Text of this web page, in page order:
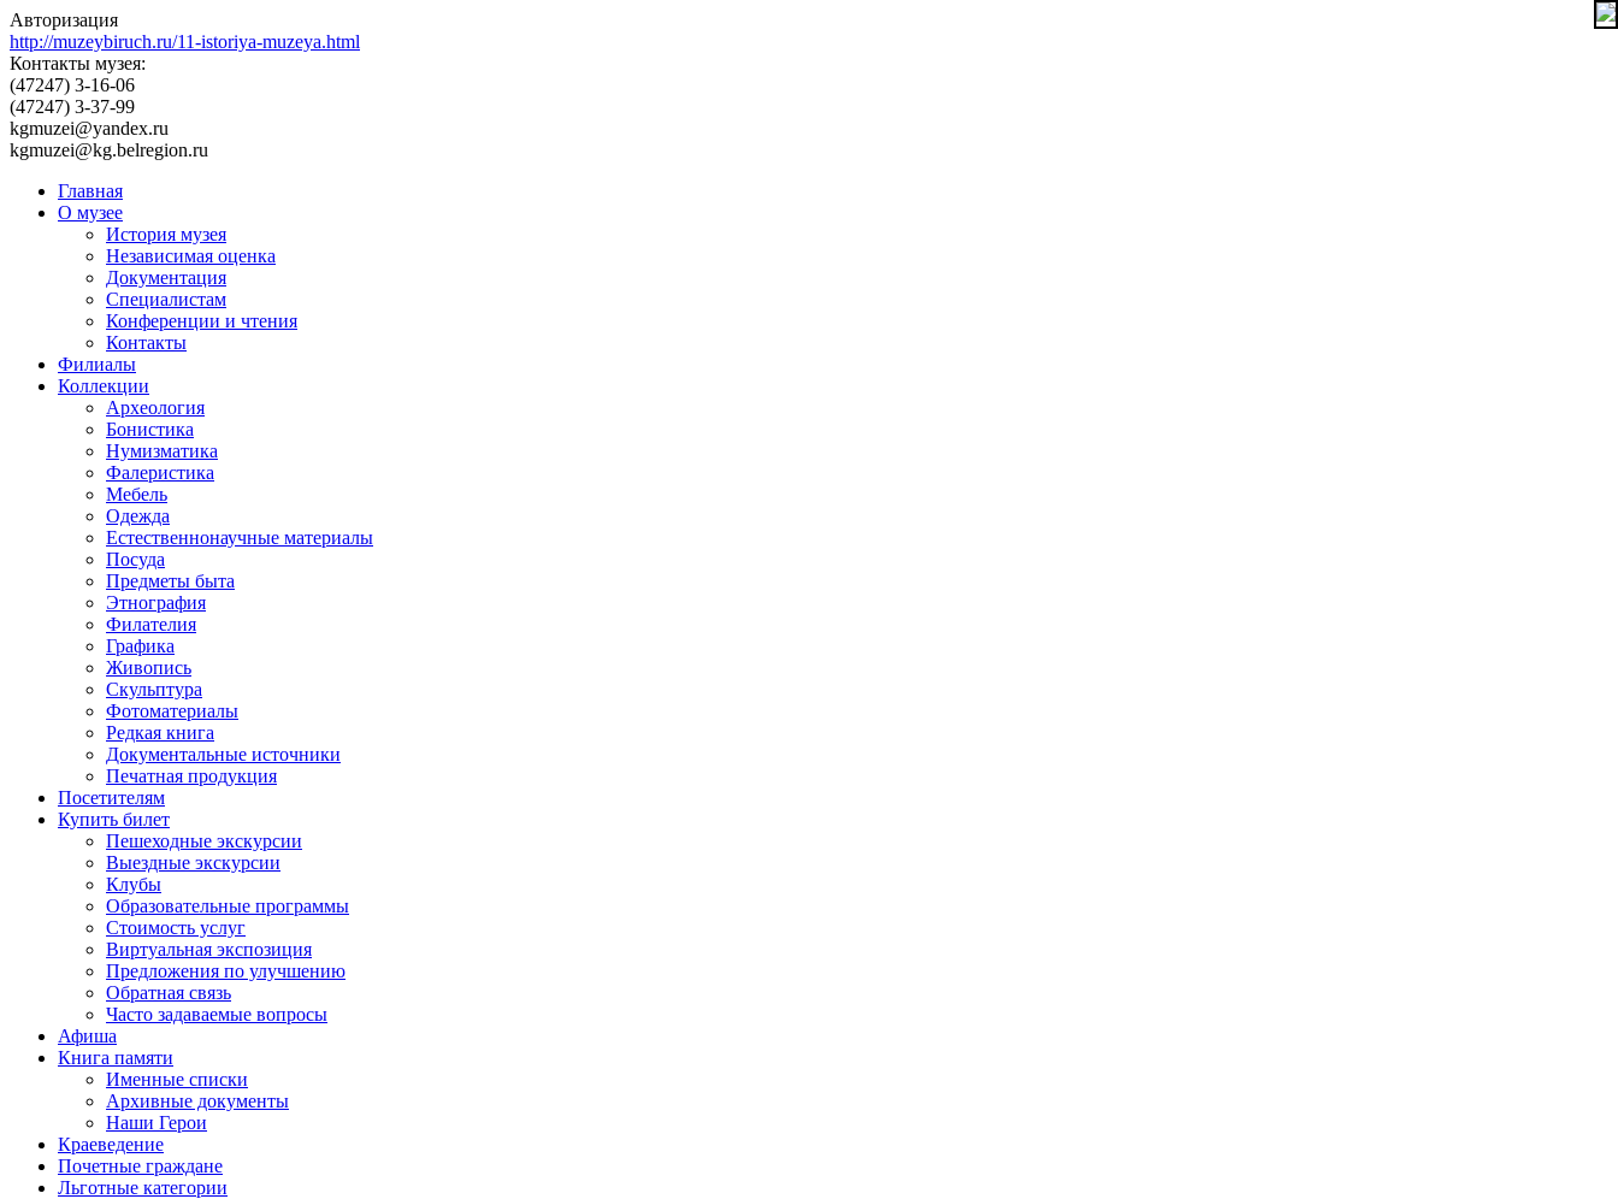
Авторизация
http://muzeybiruch.ru/11-istoriya-muzeya.html
Контакты музея:
(47247) 3-16-06
(47247) 3-37-99
kgmuzei@yandex.ru
kgmuzei@kg.belregion.ru
Главная
О музее
История музея
Независимая оценка
Документация
Специалистам
Конференции и чтения
Контакты
Филиалы
Коллекции
Археология
Бонистика
Нумизматика
Фалеристика
Мебель
Одежда
Естественнонаучные материалы
Посуда
Предметы быта
Этнография
Филателия
Графика
Живопись
Скульптура
Фотоматериалы
Редкая книга
Документальные источники
Печатная продукция
Посетителям
Купить билет
Пешеходные экскурсии
Выездные экскурсии
Клубы
Образовательные программы
Стоимость услуг
Виртуальная экспозиция
Предложения по улучшению
Обратная связь
Часто задаваемые вопросы
Афиша
Книга памяти
Именные списки
Архивные документы
Наши Герои
Краеведение
Почетные граждане
Льготные категории